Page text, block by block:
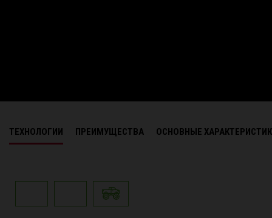
ТЕХНОЛОГИИ ПРЕИМУЩЕСТВА ОСНОВНЫЕ